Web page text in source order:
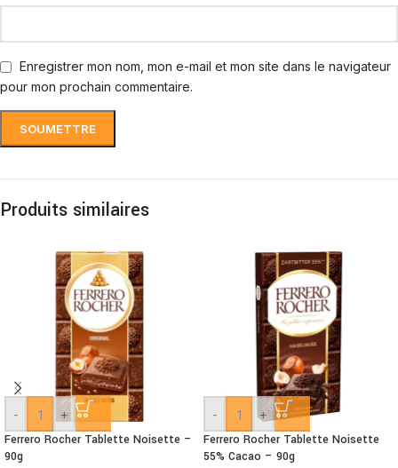
Enregistrer mon nom, mon e-mail et mon site dans le navigateur
pour mon prochain commentaire.
Produits similaires
- +
Ferrero Rocher Tablette Noisette –
90g
- +
Ferrero Rocher Tablette Noisette
55% Cacao – 90g